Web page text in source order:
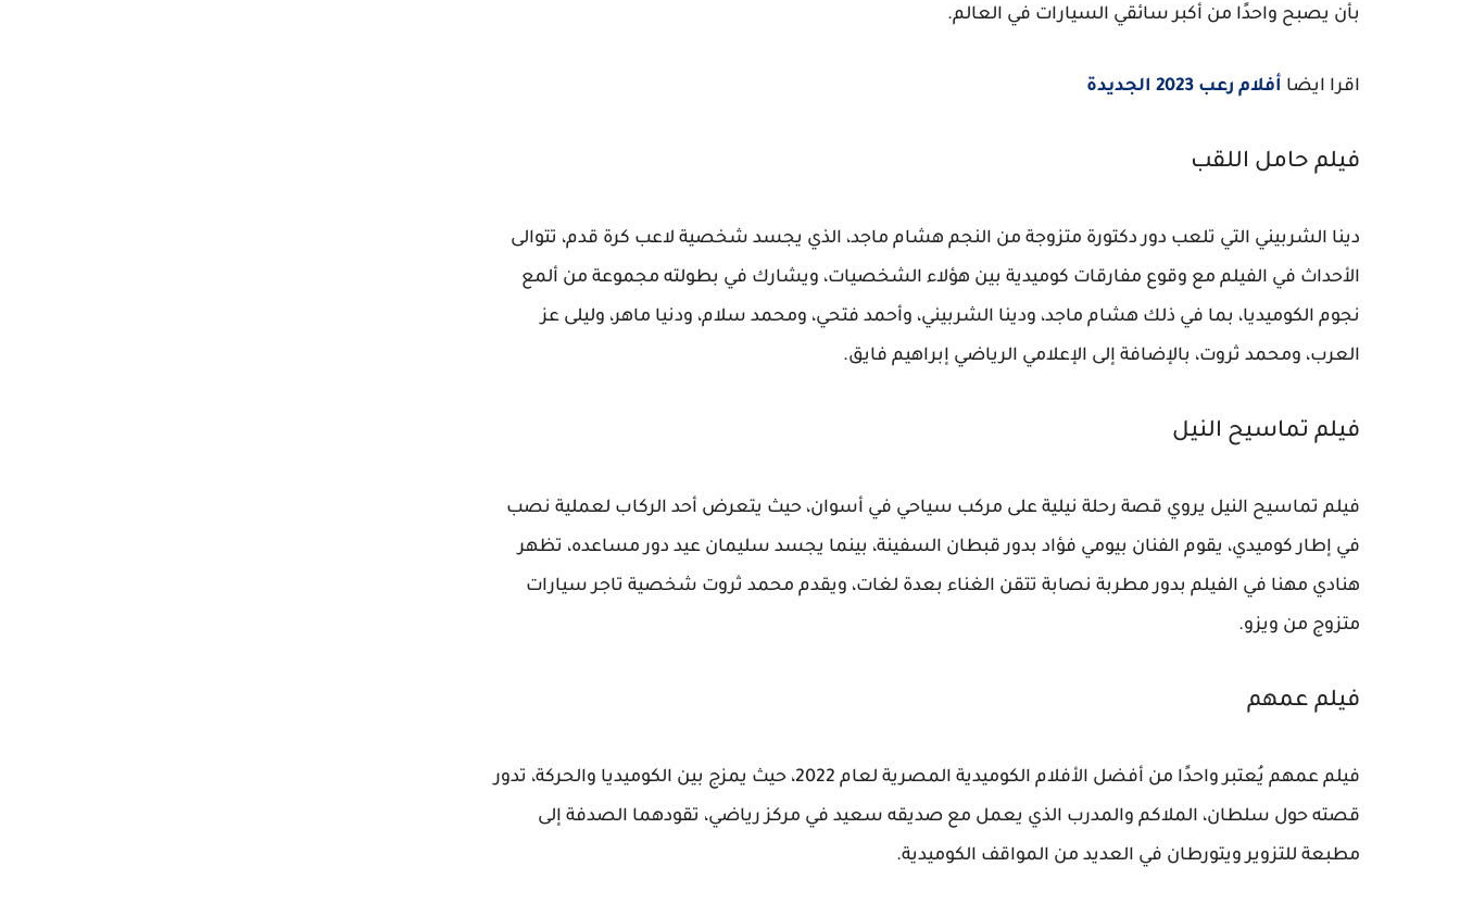
بأن يصبح واحدًا من أكبر سائقي السيارات في العالم.
اقرا ايضا أفلام رعب 2023 الجديدة
فيلم حامل اللقب
دينا الشربيني التي تلعب دور دكتورة متزوجة من النجم هشام ماجد، الذي يجسد شخصية لاعب كرة قدم، تتوالى
الأحداث في الفيلم مع وقوع مفارقات كوميدية بين هؤلاء الشخصيات، ويشارك في بطولته مجموعة من ألمع
نجوم الكوميديا، بما في ذلك هشام ماجد، ودينا الشربيني، وأحمد فتحي، ومحمد سلام، ودنيا ماهر، وليلى عز
العرب، ومحمد ثروت، بالإضافة إلى الإعلامي الرياضي إبراهيم فايق.
فيلم تماسيح النيل
فيلم تماسيح النيل يروي قصة رحلة نيلية على مركب سياحي في أسوان، حيث يتعرض أحد الركاب لعملية نصب
في إطار كوميدي، يقوم الفنان بيومي فؤاد بدور قبطان السفينة، بينما يجسد سليمان عيد دور مساعده، تظهر
هنادي مهنا في الفيلم بدور مطربة نصابة تتقن الغناء بعدة لغات، ويقدم محمد ثروت شخصية تاجر سيارات
متزوج من ويزو.
فيلم عمهم
فيلم عمهم يُعتبر واحدًا من أفضل الأفلام الكوميدية المصرية لعام 2022، حيث يمزج بين الكوميديا والحركة، تدور
قصته حول سلطان، الملاكم والمدرب الذي يعمل مع صديقه سعيد في مركز رياضي، تقودهما الصدفة إلى
مطبعة للتزوير ويتورطان في العديد من المواقف الكوميدية.